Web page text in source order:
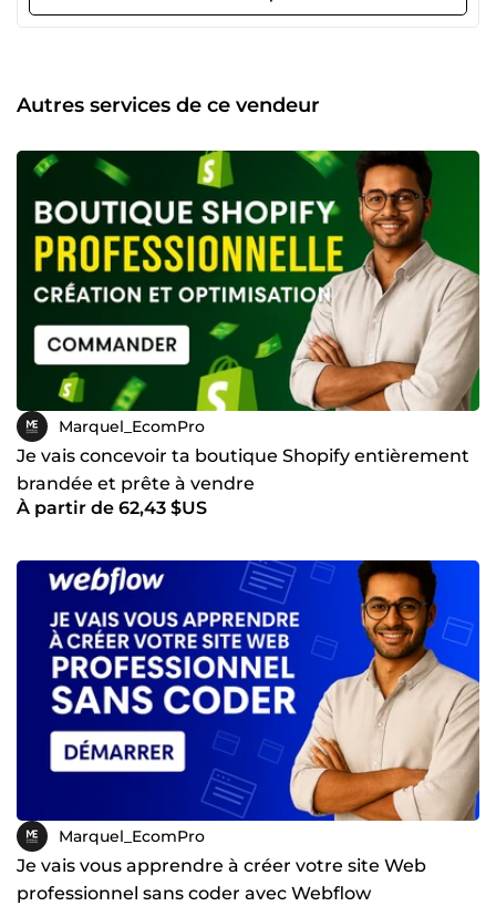
conversion. Chaque projet est pensé sur-mesure pour ton
boutique qui te démarque vraiment ? Discutons de ton
projet !
Autres services de ce vendeur
Marquel_EcomPro
Je vais concevoir ta boutique Shopify entièrement
brandée et prête à vendre
À partir de 62,43 $US
Marquel_EcomPro
Je vais vous apprendre à créer votre site Web
professionnel sans coder avec Webflow